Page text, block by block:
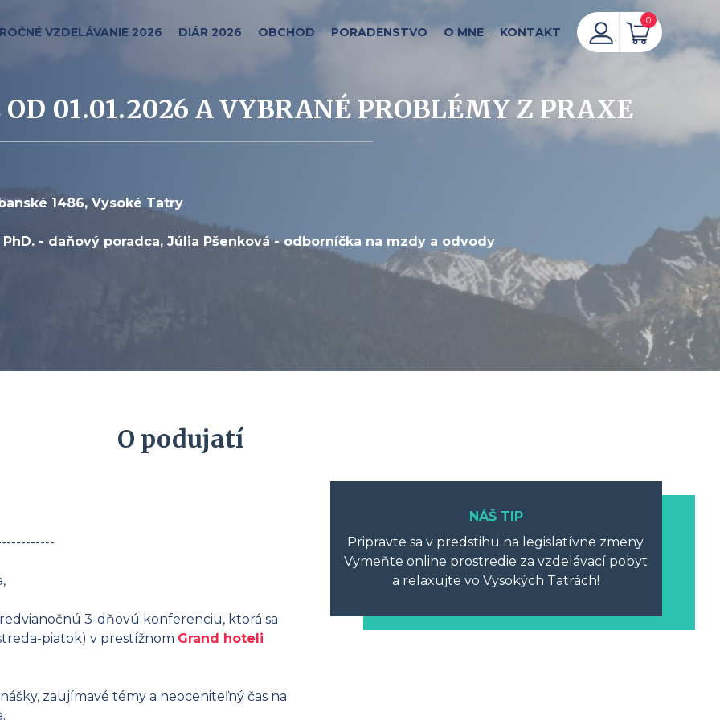
ROČNÉ VZDELÁVANIE 2026 DIÁR 2026 OBCHOD PORADENSTVO O MNE KONTAKT
0
01.01.2026 A VYBRANÉ PROBLÉMY Z PRAXE
1486, Vysoké Tatry
- daňový poradca, Júlia Pšenková - odborníčka na mzdy a odvody
O podujatí
3-dňovú konferenciu, ktorá sa
piatok) v prestížnom Grand hoteli
zaujímavé témy a neoceniteľný čas na
NÁŠ TIP
Pripravte sa v predstihu na legislatívne zmeny.
Vymeňte online prostredie za vzdelávací pobyt
a relaxujte vo Vysokých Tatrách!